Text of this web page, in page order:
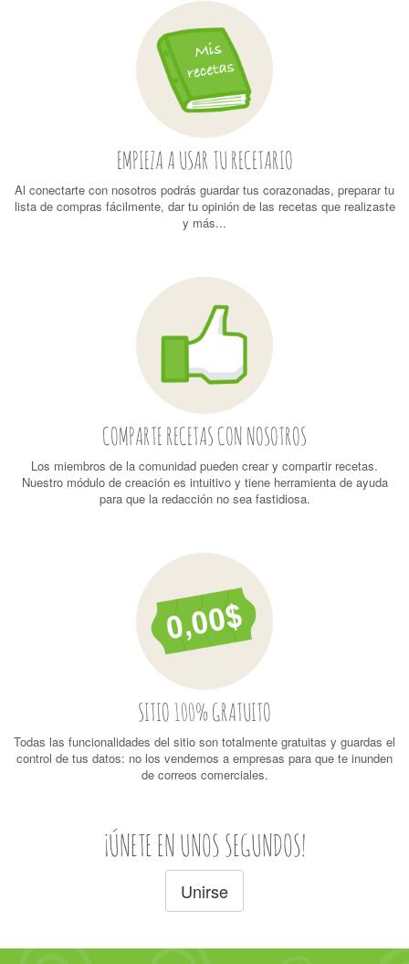
EMPIEZA A USAR TU RECETARIO
Al conectarte con nosotros podrás guardar tus corazonadas, preparar tu
lista de compras fácilmente, dar tu opinión de las recetas que realizaste
y más...
COMPARTE RECETAS CON NOSOTROS
Los miembros de la comunidad pueden crear y compartir recetas.
Nuestro módulo de creación es intuitivo y tiene herramienta de ayuda
para que la redacción no sea fastidiosa.
SITIO 100% GRATUITO
Todas las funcionalidades del sitio son totalmente gratuitas y guardas el
control de tus datos: no los vendemos a empresas para que te inunden
de correos comerciales.
¡ÚNETE EN UNOS SEGUNDOS!
Unirse